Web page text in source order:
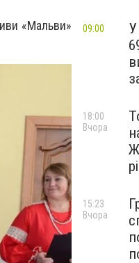
«Мальви»
У
09:00
18:00
Вчора
15:23
Вчора